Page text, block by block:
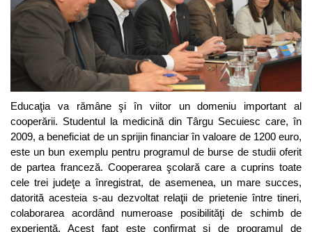
Educaţia va rămâne şi în viitor un domeniu important al
cooperării. Studentul la medicină din Târgu Secuiesc care, în
2009, a beneficiat de un sprijin financiar în valoare de 1200 euro,
este un bun exemplu pentru programul de burse de studii oferit
de partea franceză. Cooperarea şcolară care a cuprins toate
cele trei judeţe a înregistrat, de asemenea, un mare succes,
datorită acesteia s-au dezvoltat relaţii de prietenie între tineri,
colaborarea acordând numeroase posibilităţi de schimb de
experienţă. Acest fapt este confirmat şi de programul de